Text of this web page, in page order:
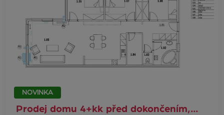
NOVINKA
Prodej domu 4+kk před dokončením,…